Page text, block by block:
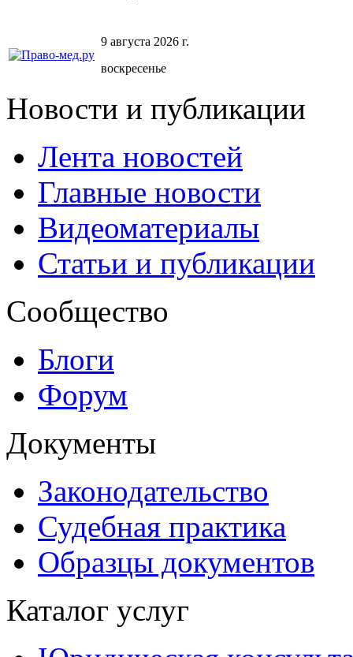
9 августа 2026 г.
воскресенье
Новости и публикации
Лента новостей
Главные новости
Видеоматериалы
Статьи и публикации
Сообщество
Блоги
Форум
Документы
Законодательство
Судебная практика
Образцы документов
Каталог услуг